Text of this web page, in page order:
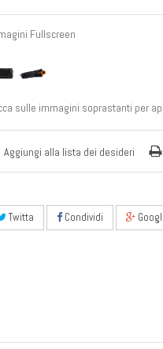
Fullscreen
sulle immagini soprastanti per
Aggiungi alla lista dei desideri
Twitta Condividi